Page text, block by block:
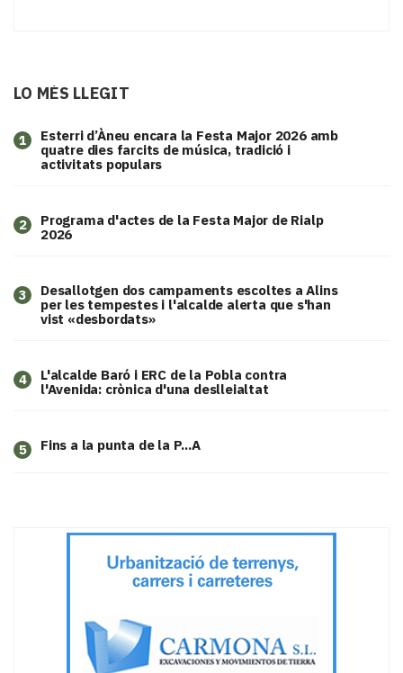
LO MÉS LLEGIT
1
Esterri d’Àneu encara la Festa Major 2026 amb
quatre dies farcits de música, tradició i
activitats populars
2
Programa d'actes de la Festa Major de Rialp
2026
3
​Desallotgen dos campaments escoltes a Alins
per les tempestes i l'alcalde alerta que s'han
vist «desbordats»
4
L'alcalde Baró i ERC de la Pobla contra
l'Avenida: crònica d'una deslleialtat
5 Fins a la punta de la P...A